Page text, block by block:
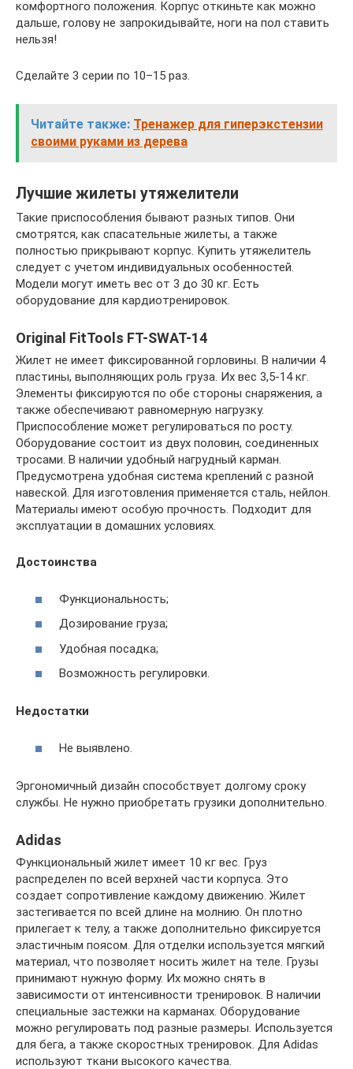
комфортного положения. Корпус откиньте как можно
дальше, голову не запрокидывайте, ноги на пол ставить
нельзя!
Сделайте 3 серии по 10–15 раз.
Читайте также: Тренажер для гиперэкстензии
своими руками из дерева
Лучшие жилеты утяжелители
Такие приспособления бывают разных типов. Они
смотрятся, как спасательные жилеты, а также
полностью прикрывают корпус. Купить утяжелитель
следует с учетом индивидуальных особенностей.
Модели могут иметь вес от 3 до 30 кг. Есть
оборудование для кардиотренировок.
Original FitTools FT-SWAT-14
Жилет не имеет фиксированной горловины. В наличии 4
пластины, выполняющих роль груза. Их вес 3,5-14 кг.
Элементы фиксируются по обе стороны снаряжения, а
также обеспечивают равномерную нагрузку.
Приспособление может регулироваться по росту.
Оборудование состоит из двух половин, соединенных
тросами. В наличии удобный нагрудный карман.
Предусмотрена удобная система креплений с разной
навеской. Для изготовления применяется сталь, нейлон.
Материалы имеют особую прочность. Подходит для
эксплуатации в домашних условиях.
Достоинства
Функциональность;
Дозирование груза;
Удобная посадка;
Возможность регулировки.
Недостатки
Не выявлено.
Эргономичный дизайн способствует долгому сроку
службы. Не нужно приобретать грузики дополнительно.
Adidas
Функциональный жилет имеет 10 кг вес. Груз
распределен по всей верхней части корпуса. Это
создает сопротивление каждому движению. Жилет
застегивается по всей длине на молнию. Он плотно
прилегает к телу, а также дополнительно фиксируется
эластичным поясом. Для отделки используется мягкий
материал, что позволяет носить жилет на теле. Грузы
принимают нужную форму. Их можно снять в
зависимости от интенсивности тренировок. В наличии
специальные застежки на карманах. Оборудование
можно регулировать под разные размеры. Используется
для бега, а также скоростных тренировок. Для Adidas
используют ткани высокого качества.